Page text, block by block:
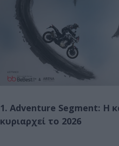
1. Adventure Segment: H
κυριαρχεί το 2026